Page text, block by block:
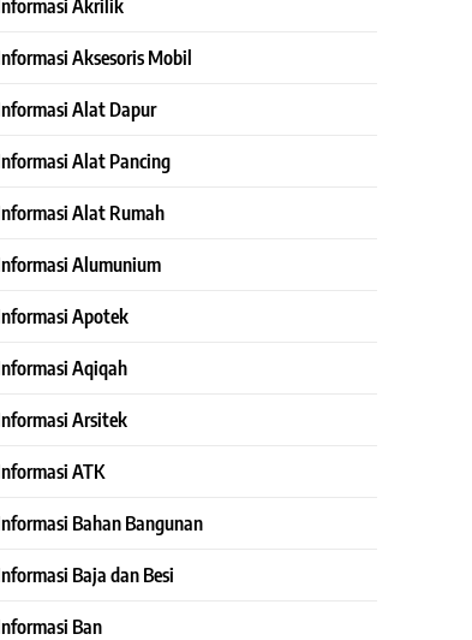
Aksesoris Mobil
Alat Dapur
Alat Pancing
Alat Rumah
Alumunium
Apotek
Aqiqah
Arsitek
ATK
Bahan Bangunan
Baja dan Besi
Ban